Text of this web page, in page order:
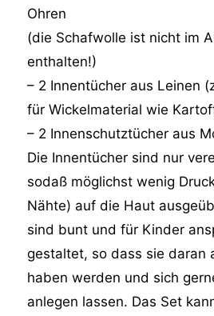
Ohren
(die Schafwolle ist nicht im
enthalten!)
– 2 Innentücher aus Leinen
für Wickelmaterial wie
– 2 Innenschutztücher aus
Die Innentücher sind nur
sodaß möglichst wenig
Nähte) auf die Haut
sind bunt und für Kinder
gestaltet, so dass sie daran
haben werden und sich
anlegen lassen. Das Set